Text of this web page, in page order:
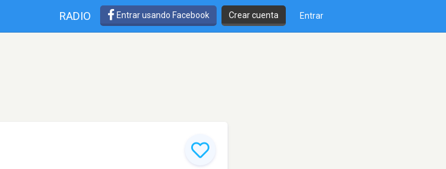
RADIO Entrar usando Facebook Crear cuenta Entrar